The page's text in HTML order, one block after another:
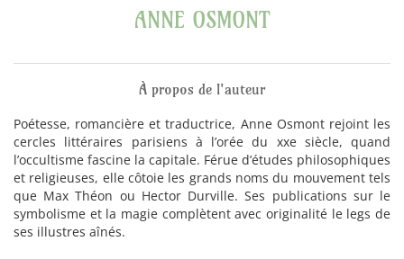
ANNE OSMONT
À propos de l'auteur
Poétesse, romancière et traductrice, Anne Osmont rejoint les
cercles littéraires parisiens à l’orée du xxe siècle, quand
l’occultisme fascine la capitale. Férue d’études philosophiques
et religieuses, elle côtoie les grands noms du mouvement tels
que Max Théon ou Hector Durville. Ses publications sur le
symbolisme et la magie complètent avec originalité le legs de
ses illustres aînés.